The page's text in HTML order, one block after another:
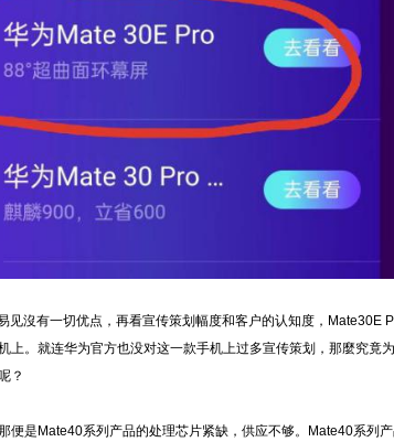
见沒有一切优点，再看宣传策划幅度和客户的认知度，Mate30E
上。就连华为官方也没对这一款手机上过多宣传策划，那麼究竟
？
便是Mate40系列产品的处理芯片紧缺，供应不够。Mate40系列